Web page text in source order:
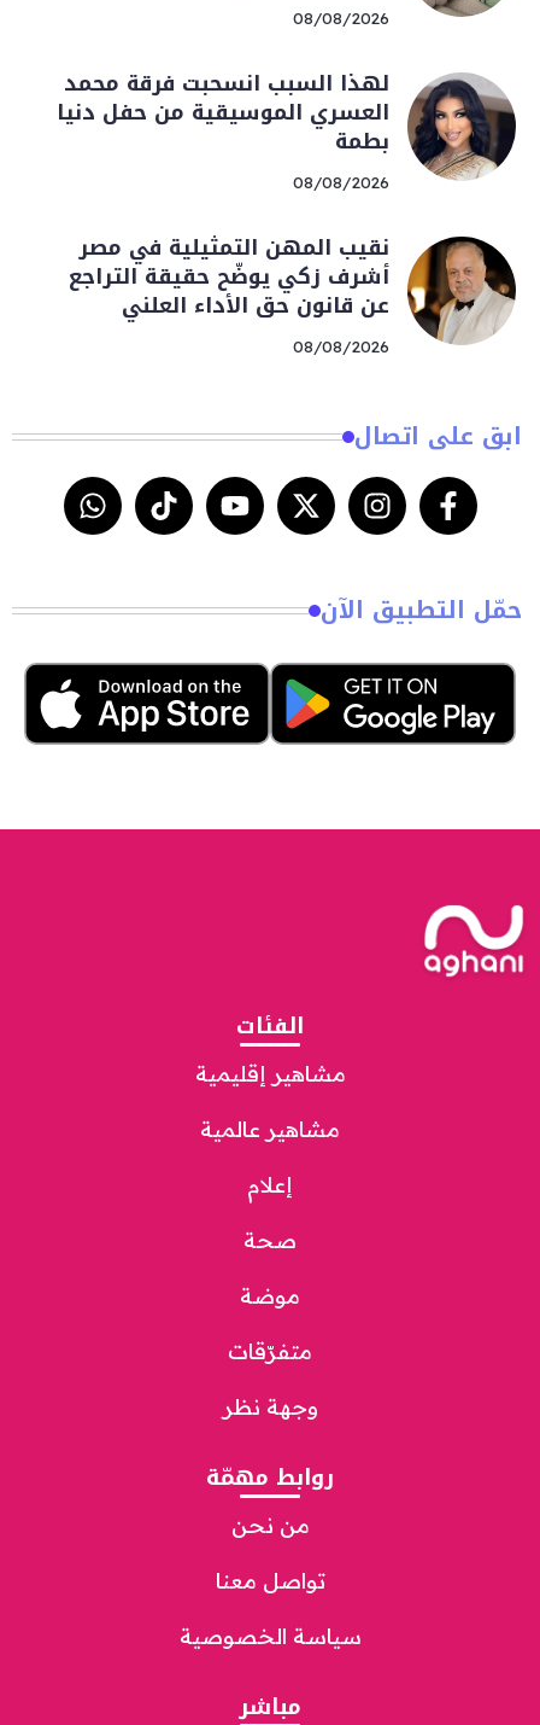
08/08/2026
لهذا السبب انسحبت فرقة محمد
العسري الموسيقية من حفل دنيا
بطمة
08/08/2026
نقيب المهن التمثيلية في مصر
أشرف زكي يوضّح حقيقة التراجع
عن قانون حق الأداء العلني
08/08/2026
ابق على اتصال
حمّل التطبيق الآن
الفئات
مشاهير إقليمية
مشاهير عالمية
إعلام
صحة
موضة
متفرّقات
وجهة نظر
روابط مهمّة
من نحن
تواصل معنا
سياسة الخصوصية
مباشر